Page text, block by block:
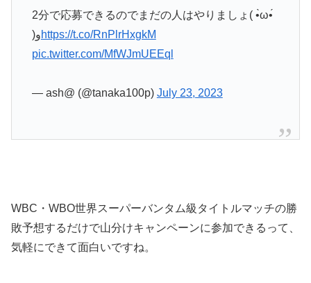
2分で応募できるのでまだの人はやりましょ( •̀ω•́
)وhttps://t.co/RnPlrHxgkM
pic.twitter.com/MfWJmUEEql
— ash@ (@tanaka100p) July 23, 2023
WBC・WBO世界スーパーバンタム級タイトルマッチの勝
敗予想するだけで山分けキャンペーンに参加できるって、
気軽にできて面白いですね。